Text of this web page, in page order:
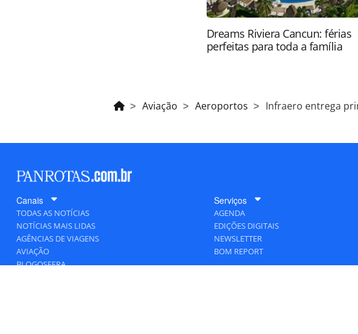
Dreams Riviera Cancun: férias
perfeitas para toda a família
Aviação Aeroportos Infraero entrega
Canais
TODAS AS NOTÍCIAS
NOTÍCIAS MAIS LIDAS
AGÊNCIAS DE VIAGENS
AVIAÇÃO
BLOGOSFERA
Serviços
AGENDA
EDIÇÕES DIGITAIS
NEWSLETTER
BOM REPORT